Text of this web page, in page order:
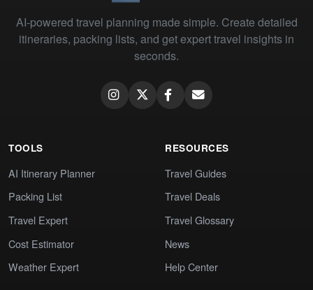
AI-powered travel planning made simple. Create detailed
itineraries, packing lists, and get expert travel insights in
seconds.
TOOLS
AI Itinerary Planner
Packing List
Travel Expert
Cost Estimator
Weather Expert
RESOURCES
Travel Guides
Travel Deals
Travel Glossary
News
Help Center